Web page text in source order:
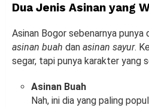
Dua Jenis Asinan yang
Asinan Bogor sebenarnya punya
asinan buah dan asinan sayur.
segar, tapi punya karakter yang
Asinan Buah
Nah, ini dia yang paling